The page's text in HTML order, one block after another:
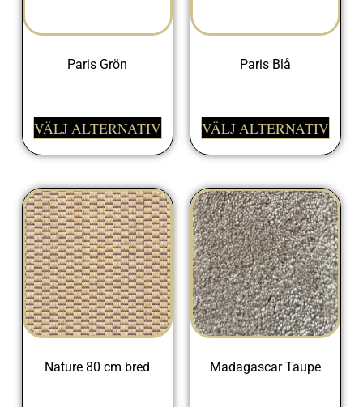
Paris Grön
VÄLJ ALTERNATIV
Paris Blå
VÄLJ ALTERNATIV
Nature 80 cm bred Madagascar Taupe